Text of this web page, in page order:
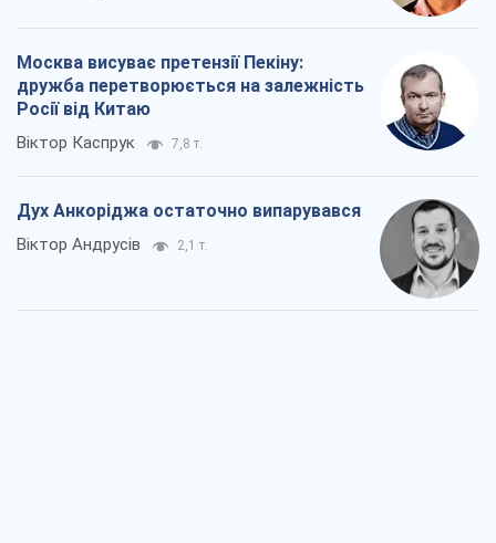
Москва висуває претензії Пекіну:
дружба перетворюється на залежність
Росії від Китаю
Віктор Каспрук 7,8 т.
Дух Анкоріджа остаточно випарувався
Віктор Андрусів 2,1 т.